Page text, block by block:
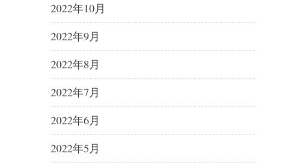
2022年10月
2022年9月
2022年8月
2022年7月
2022年6月
2022年5月